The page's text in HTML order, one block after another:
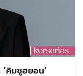
คิมซูฮยอน’